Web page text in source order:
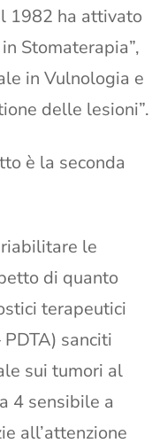
1982 ha attivato
Stomaterapia”,
in Vulnologia e
delle lesioni”.
è la seconda
le
di quanto
terapeutici
sanciti
sui tumori al
4 sensibile a
all’attenzione